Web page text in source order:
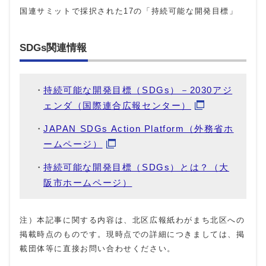
国連サミットで採択された17の「持続可能な開発目標」
SDGs関連情報
持続可能な開発目標（SDGs）－2030アジ
ェンダ（国際連合広報センター）
JAPAN SDGs Action Platform（外務省ホ
ームページ）
持続可能な開発目標（SDGs）とは？（大
阪市ホームページ）
注）本記事に関する内容は、北区広報紙わがまち北区への
掲載時点のものです。現時点での詳細につきましては、掲
載団体等に直接お問い合わせください。